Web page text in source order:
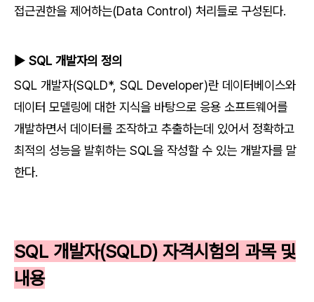
접근권한을 제어하는(Data Control) 처리들로 구성된다.
▶ SQL 개발자의 정의
SQL 개발자(SQLD*, SQL Developer)란 데이터베이스와
데이터 모델링에 대한 지식을 바탕으로 응용 소프트웨어를
개발하면서 데이터를 조작하고 추출하는데 있어서 정확하고
최적의 성능을 발휘하는 SQL을 작성할 수 있는 개발자를 말
한다.
SQL 개발자(SQLD) 자격시험의 과목 및
내용